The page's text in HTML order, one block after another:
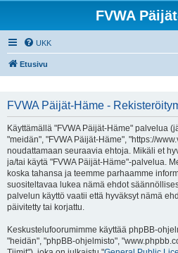
FVWA
UKK
Etusivu
FVWA Päijät-Häme -
Käyttämällä "FVWA Päijät-Häme" palvelua
"meidän", "FVWA Päijät-Häme", "https://
noudattamaan seuraavia ehtoja. Mikäli et
ja/tai käytä "FVWA Päijät-Häme"-palvelua.
koska tahansa ja teemme parhaamme
suositeltavaa lukea nämä ehdot
palvelun käyttö vaatii että hyväksyt nämä
päivitetty tai korjattu.
Keskustelufoorumimme käyttää phpBB-
"heidän", "phpBB-ohjelmisto",